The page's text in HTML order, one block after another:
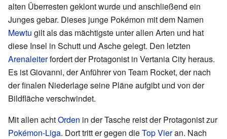
alten Überresten geklont wurde und anschließend ein
Junges gebar. Dieses junge Pokémon mit dem Namen
Mewtu gilt als das mächtigste unter allen Arten und hat
diese Insel in Schutt und Asche gelegt. Den letzten
Arenaleiterfordert der Protagonist in Vertania City heraus.
Es ist Giovanni, der Anführer von Team Rocket, der nach
der finalen Niederlage seine Pläne aufgibt und von der
Bildfläche verschwindet.
Mit allen achtOrden in der Tasche reist der Protagonist zur
Pokémon-Liga. Dort tritt er gegen dieTop Vieran. Nach